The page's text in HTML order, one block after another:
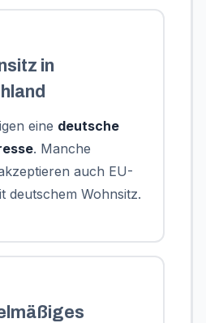
in
eine deutsche
. Manche
auch EU-
deutschem Wohnsitz.